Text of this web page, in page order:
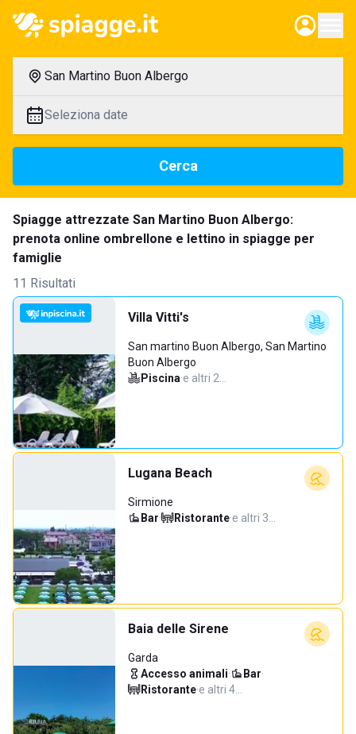
San Martino Buon Albergo
Seleziona date
Cerca
Spiagge attrezzate San Martino Buon Albergo:
prenota online ombrellone e lettino in spiagge per
famiglie
11 Risultati
Villa Vitti's
San martino Buon Albergo, San Martino
Buon Albergo
Piscina·e altri 2…
Lugana Beach
Sirmione
Bar· Ristorante·e altri 3…
Baia delle Sirene
Garda
Accesso animali· Bar·
Ristorante·e altri 4…